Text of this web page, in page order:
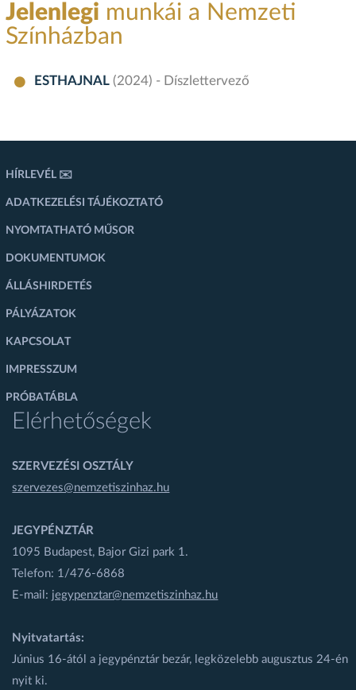
Jelenlegi munkái a Nemzeti
Színházban
ESTHAJNAL (2024) - Díszlettervező
HÍRLEVÉL ✉️
ADATKEZELÉSI TÁJÉKOZTATÓ
NYOMTATHATÓ MŰSOR
DOKUMENTUMOK
ÁLLÁSHIRDETÉS
PÁLYÁZATOK
KAPCSOLAT
IMPRESSZUM
PRÓBATÁBLA
Elérhetőségek
SZERVEZÉSI OSZTÁLY
szervezes@nemzetiszinhaz.hu
JEGYPÉNZTÁR
1095 Budapest, Bajor Gizi park 1.
Telefon: 1/476-6868
E-mail: jegypenztar@nemzetiszinhaz.hu
Nyitvatartás:
Június 16-ától a jegypénztár bezár, legközelebb augusztus 24-én
nyit ki.